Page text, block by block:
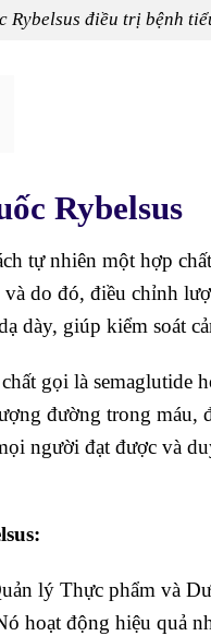
Rybelsus điều trị bệnh
Rybelsus
tự nhiên một hợp
do đó, điều chỉnh
dày, giúp kiểm soát
gọi là
đường trong máu,
người đạt được và
lý Thực phẩm và
hoạt động hiệu quả